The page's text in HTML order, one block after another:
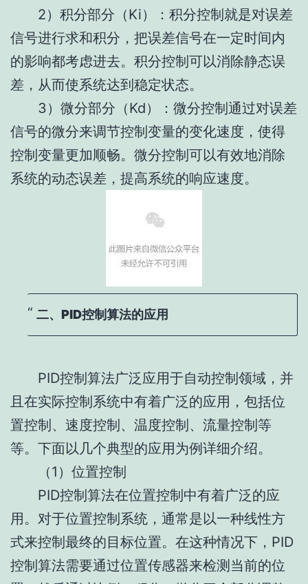
2）积分部分（Ki）：积分控制就是对误差
信号进行求和积分，把误差信号在一定时间内
的影响都考虑进去。积分控制可以消除静态误
差，从而使系统达到稳定状态。
3）微分部分（Kd）：微分控制通过对误差
信号的微分来调节控制变量的变化速度，使得
控制变量更加顺畅。微分控制可以有效地消除
系统的动态误差，提高系统的响应速度。
二、PID控制算法的应用
PID控制算法广泛应用于自动控制领域，并
且在实际控制系统中有着广泛的应用，包括位
置控制、速度控制、温度控制、流量控制等
等。下面以几个典型的应用为例详细介绍。
（1）位置控制
PID控制算法在位置控制中有着广泛的应
用。对于位置控制系统，通常是以一种线性方
式来控制最终的目标位置。在这种情况下，PID
控制算法需要通过位置传感器来检测当前的位